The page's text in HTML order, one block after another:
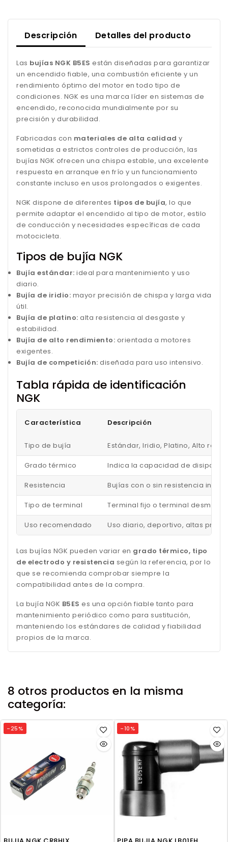
Descripción Detalles del producto
Las bujías NGK B5ES están diseñadas para garantizar
un encendido fiable, una combustión eficiente y un
rendimiento óptimo del motor en todo tipo de
condiciones. NGK es una marca líder en sistemas de
encendido, reconocida mundialmente por su
precisión y durabilidad.
Fabricadas con materiales de alta calidad y
sometidas a estrictos controles de producción, las
bujías NGK ofrecen una chispa estable, una excelente
respuesta en arranque en frío y un funcionamiento
constante incluso en usos prolongados o exigentes.
NGK dispone de diferentes tipos de bujía, lo que
permite adaptar el encendido al tipo de motor, estilo
de conducción y necesidades específicas de cada
motocicleta.
Tipos de bujía NGK
Bujía estándar: ideal para mantenimiento y uso
diario.
Bujía de iridio: mayor precisión de chispa y larga vida
útil.
Bujía de platino: alta resistencia al desgaste y
estabilidad.
Bujía de alto rendimiento: orientada a motores
exigentes.
Bujía de competición: diseñada para uso intensivo.
Tabla rápida de identificación
NGK
Característica Descripción
Tipo de bujía Estándar, Iridio, Platino, Alto
Grado térmico Indica la capacidad de disipar
Resistencia Bujías con o sin resistencia
Tipo de terminal Terminal fijo o terminal
Uso recomendado Uso diario, deportivo, altas
Las bujías NGK pueden variar en grado térmico, tipo
de electrodo y resistencia según la referencia, por lo
que se recomienda comprobar siempre la
compatibilidad antes de la compra.
La bujía NGK B5ES es una opción fiable tanto para
mantenimiento periódico como para sustitución,
manteniendo los estándares de calidad y fiabilidad
propios de la marca.
8 otros productos en la misma
categoría:
-25% -10%